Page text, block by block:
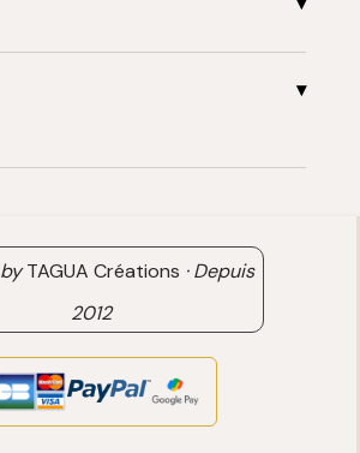
Mon compte
byTAGUA Créations ·Depuis
2012